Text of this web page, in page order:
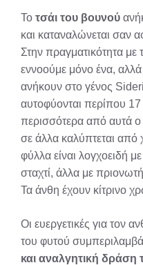
Το τσάι του βουνού
και καταναλώνεται σαν
Στην πραγματικότητα με
εννοούμε μόνο ένα,
ανήκουν στο γένος
αυτοφύονται περίπου
περισσότερα από αυτά ο
σε άλλα καλύπτεται από
φύλλα είναι λογχοειδή
σταχτί, άλλα με
Τα άνθη έχουν κίτρινο
Οι ευεργετικές για τον
του φυτού
και αναλγητική δράση